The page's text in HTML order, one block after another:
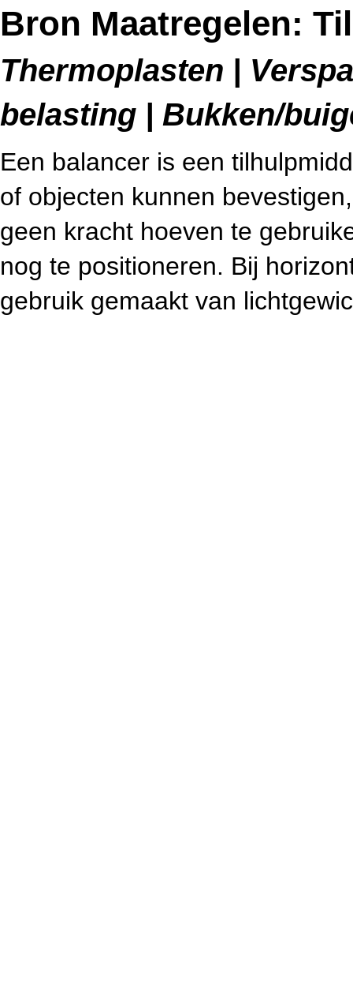
Bron Maatregelen:
Thermoplasten |
belasting | Bukken/
Een balancer is een
of objecten kunnen
geen kracht hoeven te
nog te positioneren. Bij
gebruik gemaakt van